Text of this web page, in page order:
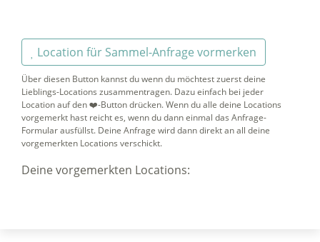
Location für Sammel-Anfrage vormerken
Über diesen Button kannst du wenn du möchtest zuerst deine
Lieblings-Locations zusammentragen. Dazu einfach bei jeder
Location auf den ❤️-Button drücken. Wenn du alle deine Locations
vorgemerkt hast reicht es, wenn du dann einmal das Anfrage-
Formular ausfüllst. Deine Anfrage wird dann direkt an all deine
vorgemerkten Locations verschickt.
Deine vorgemerkten Locations: